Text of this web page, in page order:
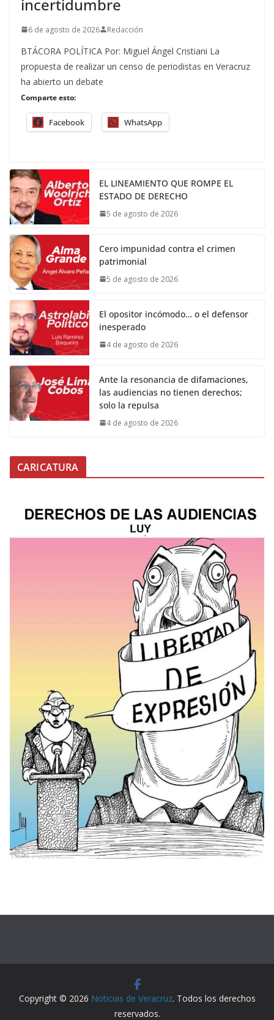
incertidumbre
6 de agosto de 2026 Redacción
BTÁCORA POLÍTICA Por: Miguel Ángel Cristiani La
propuesta de realizar un censo de periodistas en Veracruz
ha abierto un debate
Comparte esto:
Facebook WhatsApp
EL LINEAMIENTO QUE ROMPE EL
ESTADO DE DERECHO
5 de agosto de 2026
Cero impunidad contra el crimen
patrimonial
5 de agosto de 2026
El opositor incómodo… o el defensor
inesperado
4 de agosto de 2026
Ante la resonancia de difamaciones,
las audiencias no tienen derechos;
solo la repulsa
4 de agosto de 2026
CARICATURA
Copyright © 2026 Noticias de Veracruz. Todos los derechos
reservados.